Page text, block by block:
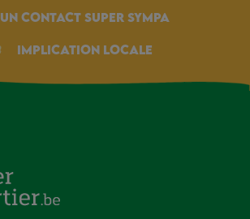
Un Contact Super Sympa
Implication locale